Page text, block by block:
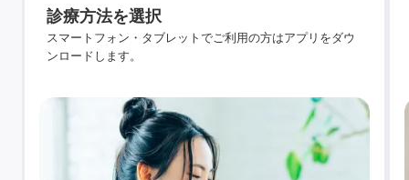
診療方法を選択
スマートフォン・タブレットでご利用の方はアプリをダウ
ンロードします。